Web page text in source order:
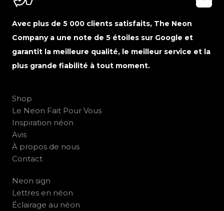
Avec plus de 5 000 clients satisfaits, The Neon
Company a une note de 5 étoiles sur Google et
garantit la meilleure qualité, le meilleur service et la
plus grande fiabilité à tout moment.
Shop
Le Neon Fait Pour Vous
Inspiration néon
Avis
À propos de nous
Contact
Neon sign
Lettres en néon
Éclairage au néon